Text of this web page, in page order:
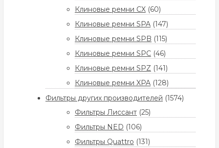
Клиновые ремни CX (60)
Клиновые ремни SPA (147)
Клиновые ремни SPB (115)
Клиновые ремни SPC (46)
Клиновые ремни SPZ (141)
Клиновые ремни XPA (128)
Фильтры других производителей (1574)
Фильтры Лиссант (25)
Фильтры NED (106)
Фильтры Quattro (131)